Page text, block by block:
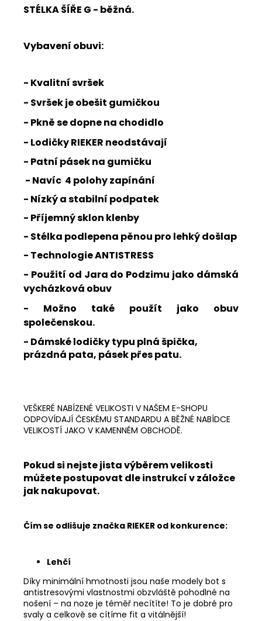
STÉLKA ŠÍŘE G - běžná.
Vybavení obuvi:
- Kvalitní svršek
- Svršek je obešit gumičkou
- Pkně se dopne na chodidlo
- Lodičky RIEKER neodstávají
- Patní pásek na gumičku
- Navíc 4 polohy zapínání
- Nízký a stabilní podpatek
- Příjemný sklon klenby
- Stélka podlepena pěnou pro lehký došlap
- Technologie ANTISTRESS
- Použití od Jara do Podzimu jako dámská
vycházková obuv
- Možno také použít jako obuv
společenskou.
- Dámské lodičky typu plná špička,
prázdná pata, pásek přes patu.
VEŠKERÉ NABÍZENÉ VELIKOSTI V NAŠEM E-SHOPU
ODPOVÍDAJÍ ČESKÉMU STANDARDU A BĚŽNÉ NABÍDCE
VELIKOSTÍ JAKO V KAMENNÉM OBCHODĚ.
Pokud si nejste jista výběrem velikosti
můžete postupovat dle instrukcí v záložce
jak nakupovat.
Čím se odlišuje značka RIEKER od konkurence:
Lehčí
Díky minimální hmotnosti jsou naše modely bot s
antistresovými vlastnostmi obzvláště pohodlné na
nošení – na noze je téměř necítíte! To je dobré pro
svaly a celkově se cítíme fit a vitálnější!